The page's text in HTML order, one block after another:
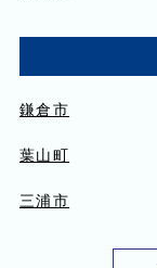
鎌倉市
葉山町
三浦市